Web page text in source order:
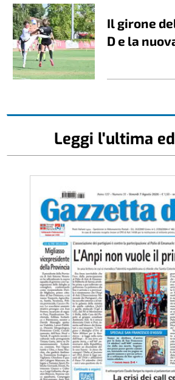
Il girone
D e la
Leggi l'ultima